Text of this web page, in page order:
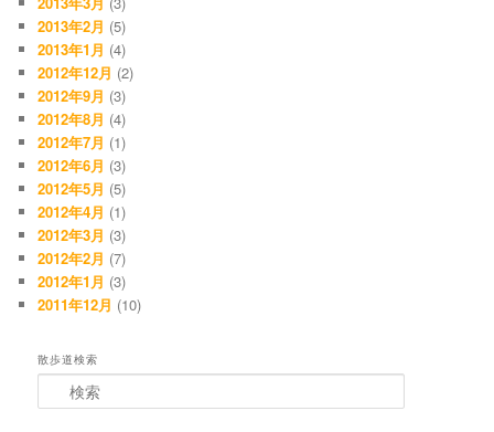
2013年2月 (5)
2013年1月 (4)
2012年12月 (2)
2012年9月 (3)
2012年8月 (4)
2012年7月 (1)
2012年6月 (3)
2012年5月 (5)
2012年4月 (1)
2012年3月 (3)
2012年2月 (7)
2012年1月 (3)
2011年12月 (10)
散歩道検索